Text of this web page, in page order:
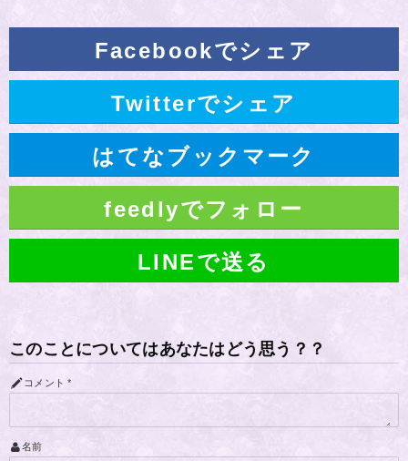
Facebookでシェア
Twitterでシェア
はてなブックマーク
feedlyでフォロー
LINEで送る
このことについてはあなたはどう思う？？
コメント *
名前